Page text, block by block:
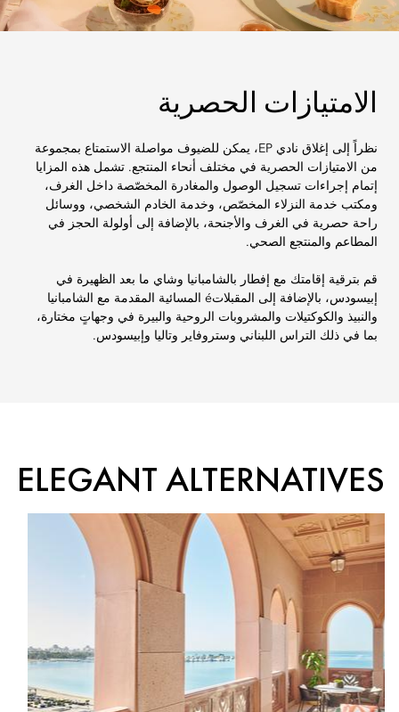
الامتيازات الحصرية
نظراً إلى إغلاق نادي EP، يمكن للضيوف مواصلة الاستمتاع بمجموعة
من الامتيازات الحصرية في مختلف أنحاء المنتجع. تشمل هذه المزايا
إتمام إجراءات تسجيل الوصول والمغادرة المخصّصة داخل الغرف،
ومكتب خدمة النزلاء المخصّص، وخدمة الخادم الشخصي، ووسائل
راحة حصرية في الغرف والأجنحة، بالإضافة إلى أولولة الحجز في
المطاعم والمنتجع الصحي.
قم بترقية إقامتك مع إفطار بالشامبانيا وشاي ما بعد الظهيرة في
إبيسودس، بالإضافة إلى المقبلاتé المسائية المقدمة مع الشامبانيا
والنبيذ والكوكتيلات والمشروبات الروحية والبيرة في وجهاتٍ مختارة،
بما في ذلك التراس اللبناني وستروفاير وتاليا وإبيسودس.
ELEGANT ALTERNATIVES